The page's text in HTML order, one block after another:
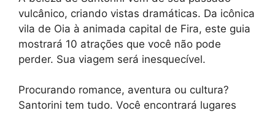
r
vulcânico, criando vistas dramáticas. Da icônica
vila de Oia à animada capital de Fira, este guia
mostrará 10 atrações que você não pode
perder. Sua viagem será inesquecível.
Procurando romance, aventura ou cultura?
Santorini tem tudo. Você encontrará lugares